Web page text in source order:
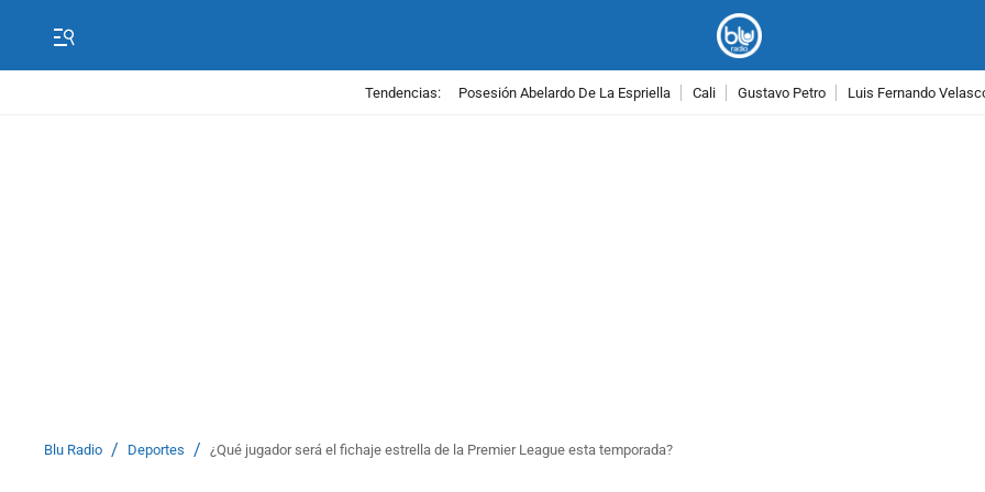
Tendencias: Posesión Abelardo De La Espriella Cali Gustavo Petro Luis Fernando
Blu Radio / Deportes / ¿Qué jugador será el fichaje estrella de la Premier League esta temporada?